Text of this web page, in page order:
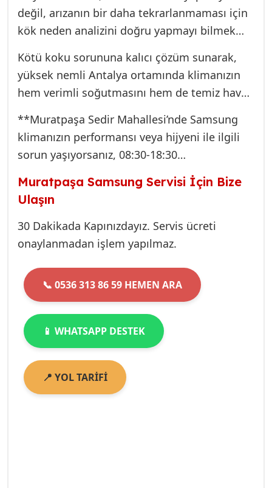
değil, arızanın bir daha tekrarlanmaması için
kök neden analizini doğru yapmayı bilmek
klima servisi hizmeti verirken, biz sadece bir
tamirci değil, klimanızın uzun ömürlü ve
sağlıklı çalışmasının garantörüyüz.
Kötü koku sorununa kalıcı çözüm sunarak,
yüksek nemli Antalya ortamında klimanızın
hem verimli soğutmasını hem de temiz hava
ve işçilik kalitemizle, Sedir’deki evinizde ya da
iş yerinizde en yüksek hijyen standartlarını
yakalamanızı hedefliyoruz.
**Muratpaşa Sedir Mahallesi’nde Samsung
klimanızın performansı veya hijyeni ile ilgili
sorun yaşıyorsanız, 08:30-18:30
hizmetimizden yararlanmak için hemen bize
ulaşın.**
Muratpaşa Samsung Servisi İçin Bize
Ulaşın
30 Dakikada Kapınızdayız. Servis ücreti
onaylanmadan işlem yapılmaz.
📞 0536 313 86 59 HEMEN ARA
📱 WHATSAPP DESTEK
📍 YOL TARİFİ